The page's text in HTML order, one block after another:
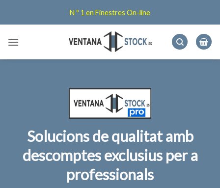
N º 1 en Finestres On-line
Solucions de qualitat amb
descomptes exclusius per a
professionals